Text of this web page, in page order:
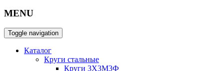
MENU
Toggle navigation
Каталог
Круги стальные
Круги 3Х3М3Ф